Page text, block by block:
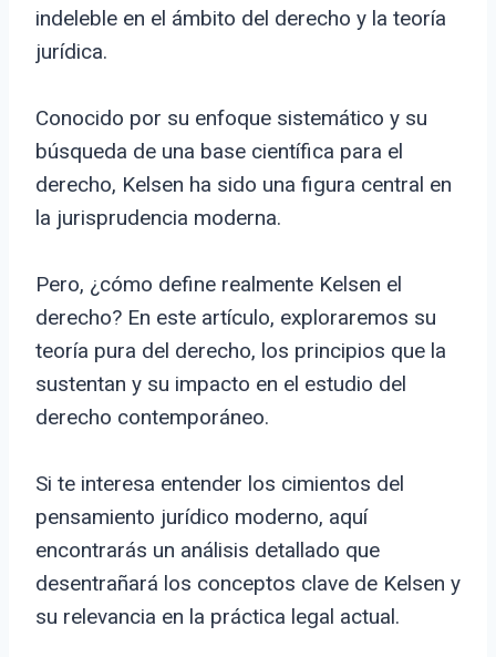
indeleble en el ámbito del derecho y la teoría
jurídica.
Conocido por su enfoque sistemático y su
búsqueda de una base científica para el
derecho, Kelsen ha sido una figura central en
la jurisprudencia moderna.
Pero, ¿cómo define realmente Kelsen el
derecho? En este artículo, exploraremos su
teoría pura del derecho, los principios que la
sustentan y su impacto en el estudio del
derecho contemporáneo.
Si te interesa entender los cimientos del
pensamiento jurídico moderno, aquí
encontrarás un análisis detallado que
desentrañará los conceptos clave de Kelsen y
su relevancia en la práctica legal actual.